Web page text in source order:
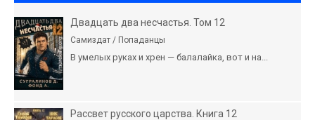
Двадцать два несчастья. Том 12
Самиздат / Попаданцы
В умелых руках и хрен — балалайка, вот и на...
Рассвет русского царства. Книга 12